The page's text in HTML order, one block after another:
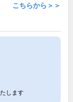
こちらから＞＞
します